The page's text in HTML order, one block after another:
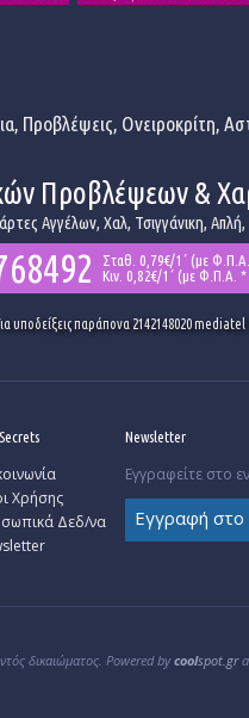
Προβλέψεις, Ονειροκρίτη,
Προβλέψεων &
Αγγέλων, Χαλ, Τσιγγάνικη,
Σταθ. 0,79€/1΄ (με
Κιν. 0,82€/1΄ (με Φ.Π.Α. *
υποδείξεις παράπονα 2142148020
Χρήσης
Δεδ/να
Newsletter
Εγγραφείτε στο
Εγγραφή
δικαιώματος. Powered bycoolspot.gr